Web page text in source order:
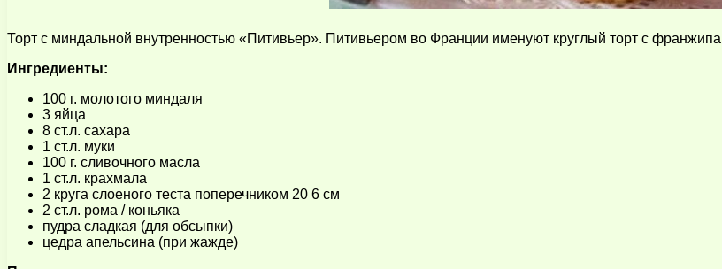
Торт с миндальной внутренностью «Питивьер». Питивьером во Франции именуют круглый торт с
Ингредиенты:
100 г. молотого миндаля
3 яйца
8 ст.л. сахара
1 ст.л. муки
100 г. сливочного масла
1 ст.л. крахмала
2 круга слоеного теста поперечником 20 6 см
2 ст.л. рома / коньяка
пудра сладкая (для обсыпки)
цедра апельсина (при жажде)